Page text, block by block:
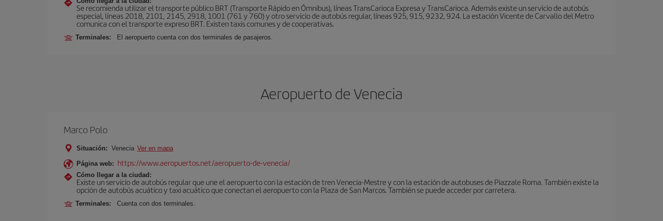
Se recomienda utilizar el transporte público BRT (Transporte Rápido en Ómnibus), líneas TransCarioca Expresa y TransCarioca. Además existe un servicio de autobús
especial, líneas 2018, 2101, 2145, 2918, 1001 (761 y 760) y otro servicio de autobús regular, líneas 925, 915, 9232, 924. La estación Vicente de Carvallo del Metro
comunica con el transporte expreso BRT. Existen taxis comunes y de cooperativas.
Terminales: El aeropuerto cuenta con dos terminales de pasajeros.
Aeropuerto de Venecia
Marco Polo
Situación: Venecia Ver en mapa
Página web: https://www.aeropuertos.net/aeropuerto-de-venecia/
Cómo llegar a la ciudad:
Existe un servicio de autobús regular que une el aeropuerto con la estación de tren Venecia-Mestre y con la estación de autobuses de Piazzale Roma. También existe la
opción de autobús acuático y taxi acuático que conectan el aeropuerto con la Plaza de San Marcos. También se puede acceder por carretera.
Terminales: Cuenta con dos terminales.